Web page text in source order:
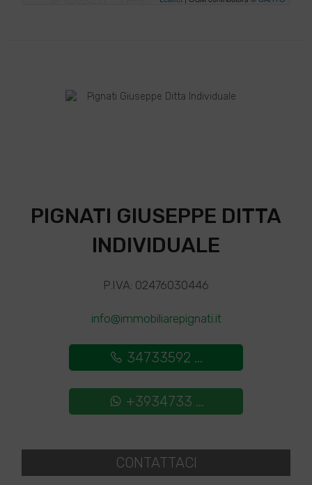
PIGNATI GIUSEPPE DITTA
INDIVIDUALE
P.IVA: 02476030446
info@immobiliarepignati.it
34733592 ...
+3934733 ...
CONTATTACI